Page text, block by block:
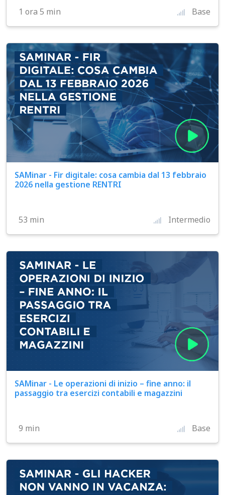
1 ora 5 min Base
SAMinar - Fir digitale: cosa cambia dal 13 febbraio
2026 nella gestione RENTRI
53 min Intermedio
SAMinar - Le operazioni di inizio – fine anno: il
passaggio tra esercizi contabili e magazzini
9 min Base